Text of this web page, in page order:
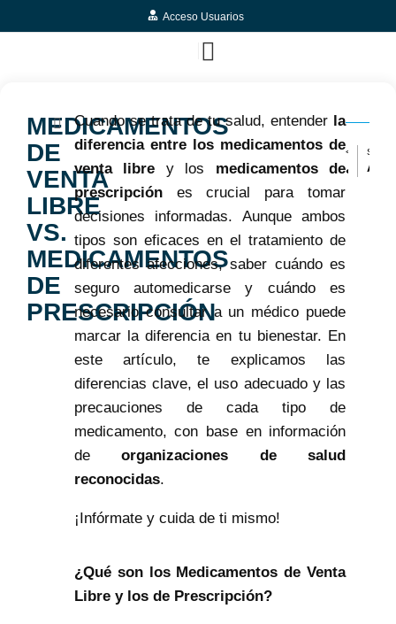
Acceso Usuarios
MEDICAMENTOS
DE
VENTA
LIBRE
VS.
MEDICAMENTOS
DE
PRESCRIPCIÓN
Cuando se trata de tu salud, entender la
diferencia entre los medicamentos de
venta libre y los medicamentos de
prescripciónes crucial para tomar
decisiones informadas. Aunque ambos
tipos son eficaces en el tratamiento de
diferentes afecciones, saber cuándo es
seguro automedicarse y cuándo es
necesario consultar a un médico puede
marcar la diferencia en tu bienestar. En
este artículo, te explicamos las
diferencias clave, el uso adecuado y las
precauciones de cada tipo de
medicamento, con base en información
deorganizaciones de salud
reconocidas.
¡Infórmate y cuida de ti mismo!
¿Qué son los Medicamentos de Venta
Libre y los de Prescripción?